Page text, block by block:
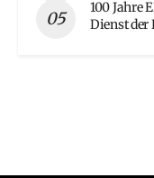
100 Jahre
Dienst der